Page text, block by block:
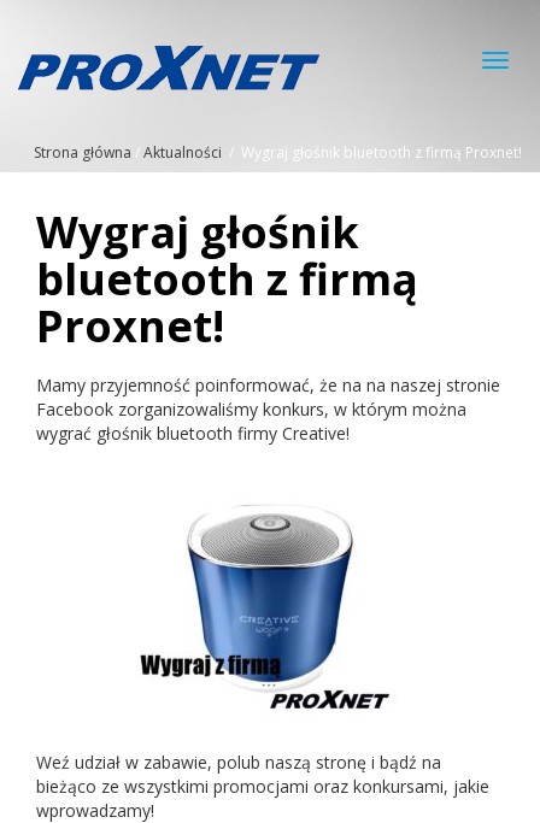
Strona główna /Aktualności / Wygraj głośnik bluetooth z firmą Proxnet!
Wygraj głośnik
bluetooth z firmą
Proxnet!
Mamy przyjemność poinformować, że na na naszej stronie
Facebook zorganizowaliśmy konkurs, w którym można
wygrać głośnik bluetooth firmy Creative!
Weź udział w zabawie, polub naszą stronę i bądź na
bieżąco ze wszystkimi promocjami oraz konkursami, jakie
wprowadzamy!